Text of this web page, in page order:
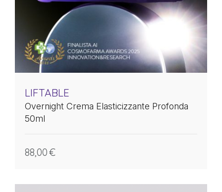
LIFTABLE
Overnight Crema Elasticizzante Profonda
50ml
88,00€